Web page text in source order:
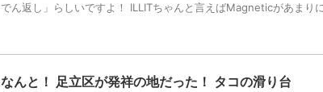
でん返し」らしいですよ！ ILLITちゃんと言えばMagneticがあまり
なんと！ 足立区が発祥の地だった！ タコの滑り台